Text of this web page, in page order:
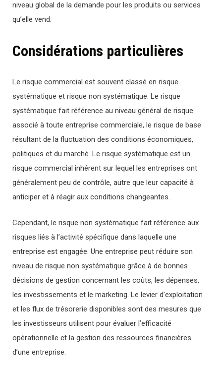
niveau global de la demande pour les produits ou services
qu’elle vend.
Considérations particulières
Le risque commercial est souvent classé en risque
systématique et risque non systématique. Le risque
systématique fait référence au niveau général de risque
associé à toute entreprise commerciale, le risque de base
résultant de la fluctuation des conditions économiques,
politiques et du marché. Le risque systématique est un
risque commercial inhérent sur lequel les entreprises ont
généralement peu de contrôle, autre que leur capacité à
anticiper et à réagir aux conditions changeantes.
Cependant, le risque non systématique fait référence aux
risques liés à l’activité spécifique dans laquelle une
entreprise est engagée. Une entreprise peut réduire son
niveau de risque non systématique grâce à de bonnes
décisions de gestion concernant les coûts, les dépenses,
les investissements et le marketing. Le levier d’exploitation
et les flux de trésorerie disponibles sont des mesures que
les investisseurs utilisent pour évaluer l’efficacité
opérationnelle et la gestion des ressources financières
d’une entreprise.